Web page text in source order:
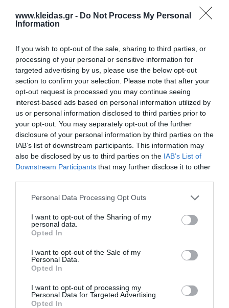
www.kleidas.gr - Do Not Process My Personal
Information
If you wish to opt-out of the sale, sharing to third parties, or
processing of your personal or sensitive information for
targeted advertising by us, please use the below opt-out
section to confirm your selection. Please note that after your
opt-out request is processed you may continue seeing
interest-based ads based on personal information utilized by
us or personal information disclosed to third parties prior to
your opt-out. You may separately opt-out of the further
disclosure of your personal information by third parties on the
IAB’s list of downstream participants. This information may
also be disclosed by us to third parties on the IAB’s List of
Downstream Participants that may further disclose it to other
Personal Data Processing Opt Outs
I want to opt-out of the Sharing of my
personal data.
Opted In
I want to opt-out of the Sale of my
Personal Data.
Opted In
I want to opt-out of processing my
Personal Data for Targeted Advertising.
Opted In
Επιλογές
Ενημερωτικό δελτίο:
Ο κωδικός πρόσβασης
Επιβεβαίωση κωδικού: